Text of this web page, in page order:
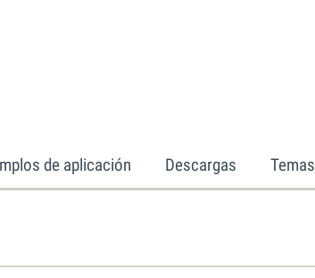
de aplicación Descargas Temas